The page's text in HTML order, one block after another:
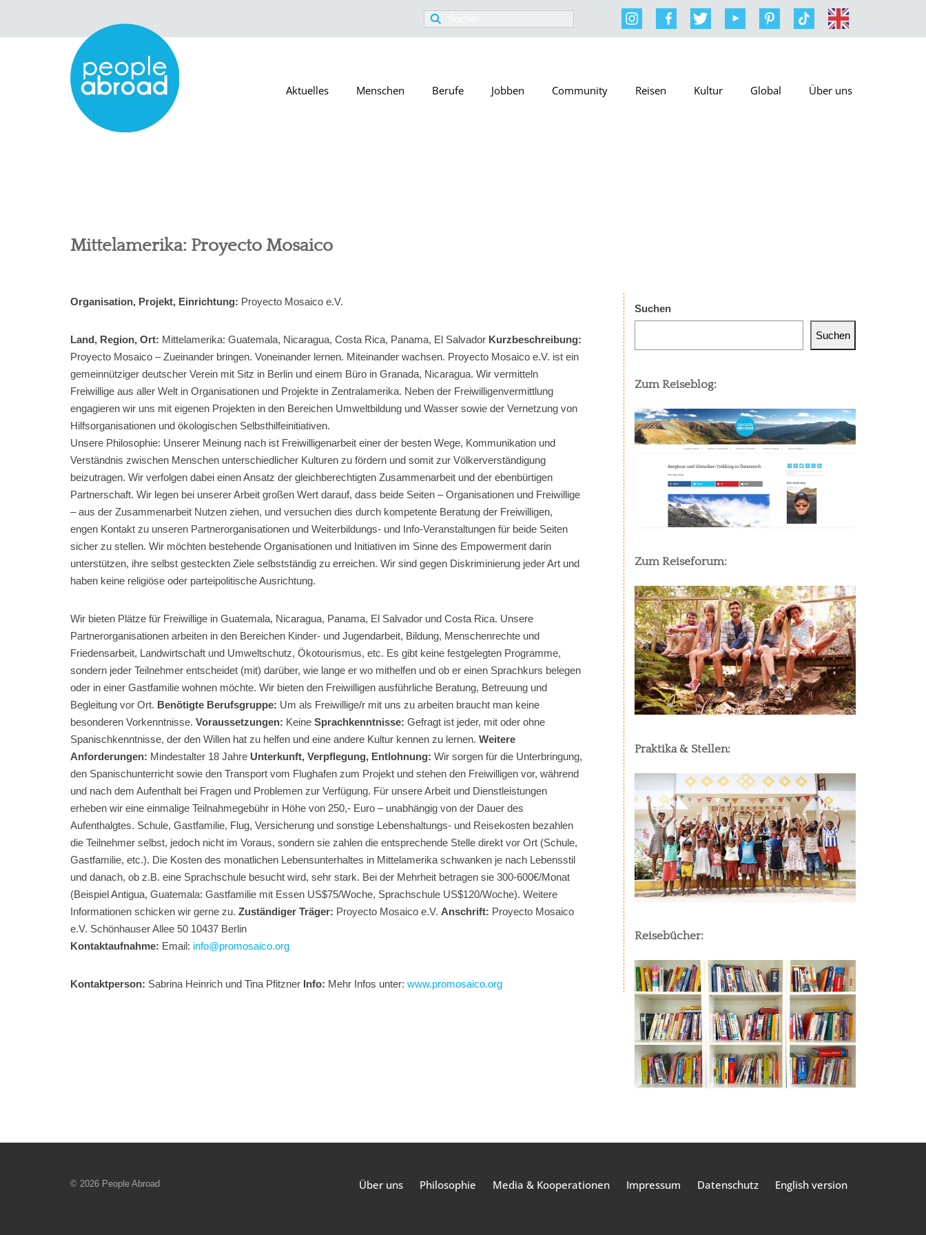
Suchen
nach:
Aktuelles Menschen Berufe Jobben Community Reisen Kultur Global Über uns
Mittelamerika: Proyecto Mosaico
Organisation, Projekt, Einrichtung: Proyecto Mosaico e.V.
Land, Region, Ort: Mittelamerika: Guatemala, Nicaragua, Costa Rica, Panama, El Salvador Kurzbeschreibung:
Proyecto Mosaico – Zueinander bringen. Voneinander lernen. Miteinander wachsen. Proyecto Mosaico e.V. ist ein
gemeinnütziger deutscher Verein mit Sitz in Berlin und einem Büro in Granada, Nicaragua. Wir vermitteln
Freiwillige aus aller Welt in Organisationen und Projekte in Zentralamerika. Neben der Freiwilligenvermittlung
engagieren wir uns mit eigenen Projekten in den Bereichen Umweltbildung und Wasser sowie der Vernetzung von
Hilfsorganisationen und ökologischen Selbsthilfeinitiativen.
Unsere Philosophie: Unserer Meinung nach ist Freiwilligenarbeit einer der besten Wege, Kommunikation und
Verständnis zwischen Menschen unterschiedlicher Kulturen zu fördern und somit zur Völkerverständigung
beizutragen. Wir verfolgen dabei einen Ansatz der gleichberechtigten Zusammenarbeit und der ebenbürtigen
Partnerschaft. Wir legen bei unserer Arbeit großen Wert darauf, dass beide Seiten – Organisationen und Freiwillige
– aus der Zusammenarbeit Nutzen ziehen, und versuchen dies durch kompetente Beratung der Freiwilligen,
engen Kontakt zu unseren Partnerorganisationen und Weiterbildungs- und Info-Veranstaltungen für beide Seiten
sicher zu stellen. Wir möchten bestehende Organisationen und Initiativen im Sinne des Empowerment darin
unterstützen, ihre selbst gesteckten Ziele selbstständig zu erreichen. Wir sind gegen Diskriminierung jeder Art und
haben keine religiöse oder parteipolitische Ausrichtung.
Wir bieten Plätze für Freiwillige in Guatemala, Nicaragua, Panama, El Salvador und Costa Rica. Unsere
Partnerorganisationen arbeiten in den Bereichen Kinder- und Jugendarbeit, Bildung, Menschenrechte und
Friedensarbeit, Landwirtschaft und Umweltschutz, Ökotourismus, etc. Es gibt keine festgelegten Programme,
sondern jeder Teilnehmer entscheidet (mit) darüber, wie lange er wo mithelfen und ob er einen Sprachkurs belegen
oder in einer Gastfamilie wohnen möchte. Wir bieten den Freiwilligen ausführliche Beratung, Betreuung und
Begleitung vor Ort. Benötigte Berufsgruppe: Um als Freiwillige/r mit uns zu arbeiten braucht man keine
besonderen Vorkenntnisse. Voraussetzungen: Keine Sprachkenntnisse: Gefragt ist jeder, mit oder ohne
Spanischkenntnisse, der den Willen hat zu helfen und eine andere Kultur kennen zu lernen. Weitere
Anforderungen: Mindestalter 18 Jahre Unterkunft, Verpflegung, Entlohnung: Wir sorgen für die Unterbringung,
den Spanischunterricht sowie den Transport vom Flughafen zum Projekt und stehen den Freiwilligen vor, während
und nach dem Aufenthalt bei Fragen und Problemen zur Verfügung. Für unsere Arbeit und Dienstleistungen
erheben wir eine einmalige Teilnahmegebühr in Höhe von 250,- Euro – unabhängig von der Dauer des
Aufenthalgtes. Schule, Gastfamilie, Flug, Versicherung und sonstige Lebenshaltungs- und Reisekosten bezahlen
die Teilnehmer selbst, jedoch nicht im Voraus, sondern sie zahlen die entsprechende Stelle direkt vor Ort (Schule,
Gastfamilie, etc.). Die Kosten des monatlichen Lebensunterhaltes in Mittelamerika schwanken je nach Lebensstil
und danach, ob z.B. eine Sprachschule besucht wird, sehr stark. Bei der Mehrheit betragen sie 300-600€/Monat
(Beispiel Antigua, Guatemala: Gastfamilie mit Essen US$75/Woche, Sprachschule US$120/Woche). Weitere
Informationen schicken wir gerne zu. Zuständiger Träger: Proyecto Mosaico e.V. Anschrift: Proyecto Mosaico
e.V. Schönhauser Allee 50 10437 Berlin
Kontaktaufnahme: Email: info@promosaico.org
Kontaktperson: Sabrina Heinrich und Tina Pfitzner Info: Mehr Infos unter: www.promosaico.org
Suchen
Suchen
Zum Reiseblog:
Zum Reiseforum:
Praktika & Stellen:
Reisebücher:
Über uns Philosophie Media & Kooperationen Impressum Datenschutz English version
© 2026 People Abroad